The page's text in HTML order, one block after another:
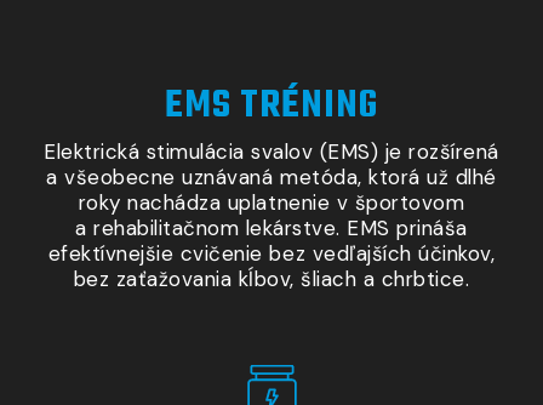
EMS TRÉNING​
Elektrická stimulácia svalov (EMS) je rozšírená
a všeobecne uznávaná metóda, ktorá už dlhé
roky nachádza uplatnenie v športovom
a rehabilitačnom lekárstve. EMS prináša
efektívnejšie cvičenie bez vedľajších účinkov,
bez zaťažovania kĺbov, šliach a chrbtice.